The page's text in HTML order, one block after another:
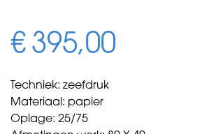
€ 395,00
Techniek: zeefdruk
Materiaal: papier
Oplage: 25/75